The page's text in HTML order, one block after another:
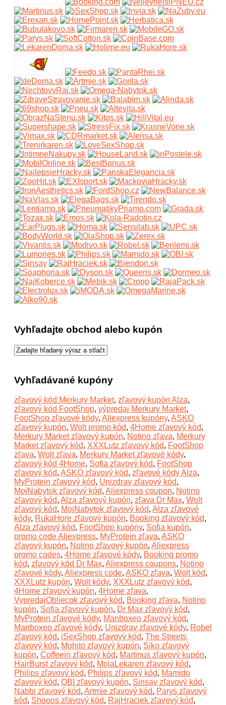
Vyhľadajte obchod alebo kupón
Vyhľadávané kupóny
zľavový kód Merkury Market, zľavový kupón Alza,
zľavový kód FootShop, výpredaj Merkury Market,
FootShop zľavové kódy, Aliexpress kupóny, ASKO
zľavový kupón, Wolt promo kód, 4Home zľavový kód,
Merkury Market zľavový kupón, Notino zľava, Merkury
Market zľavový kód, XXXLutz zľavový kód, FootShop
zľava, Wolt zľava, Merkury Market zľavové kódy,
zľavový kód 4Home, Sofia zľavový kód, FootShop
zľavový kód, ASKO zľavový kód, zľavové kódy Alza,
MyProtein zľavový kód, Unizdrav zľavový kód,
MojNabytok zľavový kód, Aliexpress coupon, Notino
zľavový kód, Alza zľavový kupón, zľava Dr Max, Wolt
zľavový kód, MojNabytok zľavový kód, Alza zľavové
kódy, RukaHore zľavový kupón, Booking zľavový kód,
Alza zľavový kód, FootShop kupóny, Sofia kupón,
promo code Aliexpress, MyProtein zľava, ASKO
zľavový kupón, Notino zľavový kupón, Aliexpress
promo codes, 4Home zľavové kódy, Booking promo
kód, zľavový kód Dr Max, Aliexpress coupons, Notino
zľavové kódy, Aliexpress code, ASKO zľava, Wolt kód,
XXXLutz kupón, Wolt kódy, XXXLutz zľavový kód,
4Home zľavový kupón, 4Home zľava,
VypredajObliecok zľavový kód, Booking zľava, Notino
kupón, Sofia zľavový kupón, Dr Max zľavový kód,
MyProtein zľavové kódy, Manboxeo zľavový kód,
Manboxeo zľavové kódy, Unizdrav zľavové kódy, Robel
zľavový kód, iSexShop zľavový kód, The Streets
zľavový kód, Mohito zľavový kupón, Siko zľavový
kupón, Coffeein zľavový kód, Martinus zľavový kupón,
HairBurst zľavový kód, MojaLekaren zľavový kód,
Philips zľavový kód, Philips zľavový kód, Mamido
zľavový kód, OBI zľavový kupón, Sinsay zľavový kód,
Nabbi zľavový kód, Artmie zľavový kód, Parys zľavový
kód, Shooos zľavový kód, RajHraciek zľavový kód,